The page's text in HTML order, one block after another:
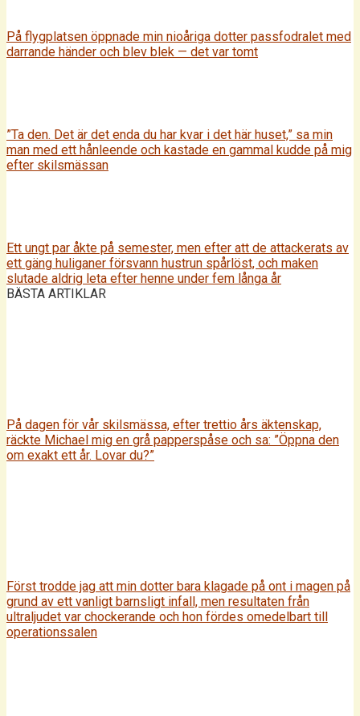
På flygplatsen öppnade min nioåriga dotter passfodralet med
darrande händer och blev blek — det var tomt
”Ta den. Det är det enda du har kvar i det här huset,” sa min
man med ett hånleende och kastade en gammal kudde på mig
efter skilsmässan
Ett ungt par åkte på semester, men efter att de attackerats av
ett gäng huliganer försvann hustrun spårlöst, och maken
slutade aldrig leta efter henne under fem långa år
BÄSTA ARTIKLAR
På dagen för vår skilsmässa, efter trettio års äktenskap,
räckte Michael mig en grå papperspåse och sa: ”Öppna den
om exakt ett år. Lovar du?”
Först trodde jag att min dotter bara klagade på ont i magen på
grund av ett vanligt barnsligt infall, men resultaten från
ultraljudet var chockerande och hon fördes omedelbart till
operationssalen